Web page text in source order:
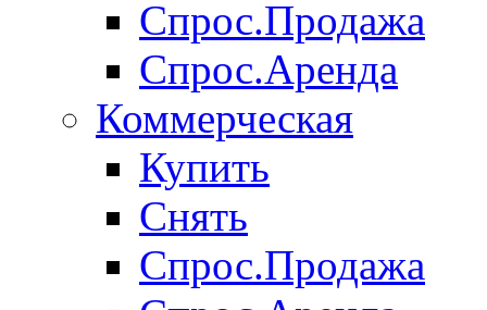
Спрос.Продажа
Спрос.Аренда
Коммерческая
Купить
Снять
Спрос.Продажа